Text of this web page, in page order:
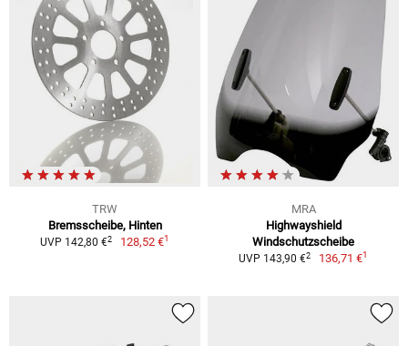
TRW
Bremsscheibe, Hinten
UVP 142,80 €2 128,52 €1
MRA
Highwayshield
Windschutzscheibe
UVP 143,90 €2 136,71 €1